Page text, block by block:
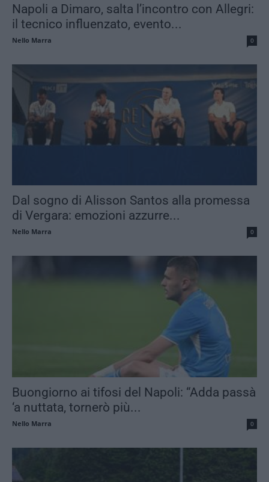
Napoli a Dimaro, salta l’incontro con Allegri:
il tecnico influenzato, evento...
Nello Marra 0
Dal sogno di Alisson Santos alla promessa
di Vergara: emozioni azzurre...
Nello Marra 0
Buongiorno ai tifosi del Napoli: “Adda passà
‘a nuttata, tornerò più...
Nello Marra 0